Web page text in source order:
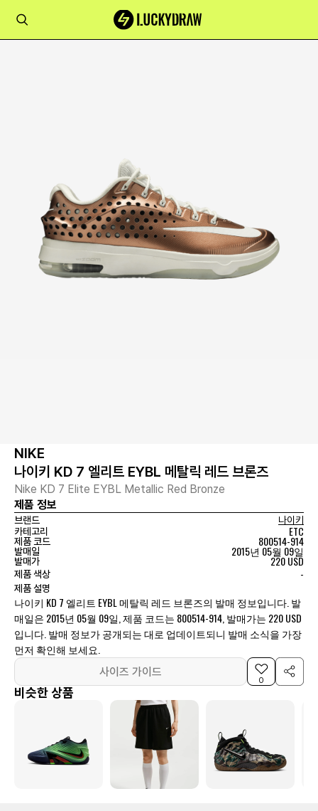
NIKE
나이키 KD 7 엘리트 EYBL 메탈릭 레드 브론즈
Nike KD 7 Elite EYBL Metallic Red Bronze
제품 정보
브랜드
나이키
카테고리
ETC
제품 코드 800514-914
발매일 2015년 05월 09일
발매가 220 USD
제품 색상 -
제품 설명
나이키 KD 7 엘리트 EYBL 메탈릭 레드 브론즈의 발매 정보입니다. 발
매일은 2015년 05월 09일, 제품 코드는 800514-914, 발매가는 220 USD
입니다. 발매 정보가 공개되는 대로 업데이트되니 발매 소식을 가장
먼저 확인해 보세요.
사이즈 가이드
0
비슷한 상품